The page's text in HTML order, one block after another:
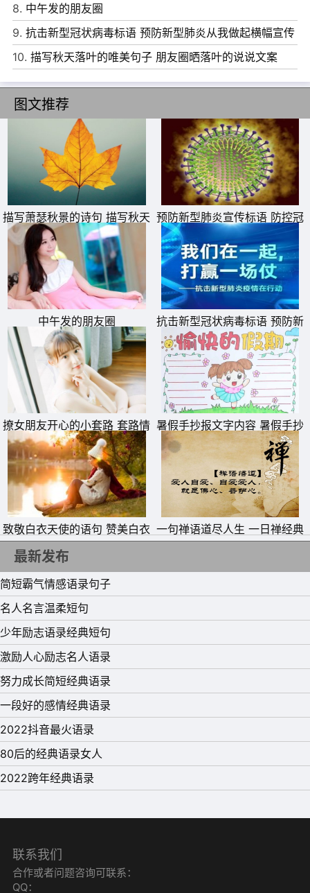
6、我一直相信一句话，日久见人心。时间是个好东西，揭
开人的真面目，谁是真心谁是假意，不要被一时的花言巧语
冲昏了头脑，你永远也不知道别人笑脸背后是否藏着一把刀
子，趁你不胜防插你一刀，留到最后的才是好的，陪你走过
风雨坎坷，流言蜚语也击不倒的朋友来之不易，好好珍惜。
7、人的一生，过得好是精彩，过得不好是经历。输也罢、
赢也罢，又何必在意别人的看法。找准你的路，坚定你的
心，走下去，活精彩。
8、面对一个不懂得的珍惜自己的人，再多关心的话语，都
不会引起他的注意。说多了只会让对方厌烦，让自己心累，
还不如安安静静的做自己。
9、手握爱情的画笔，在生活的卷轴里涂上幸福的一笔，手
捧爱情的花朵，在人生的道路上洒满芬芳，拥你在怀，便拥
有了所有的快乐，我爱你到永远!
10、很多时候，我们往往不知道，自己在欣赏别人的时候，
自己也成了别人眼中的风景。那些比我强大的人都还在拼
命，我有什么理由不去努力。 当一个人熬过了最艰难的时
候，就不再想去寻找依靠，任何人都是负累。
8. 中午发的朋友圈
9. 抗击新型冠状病毒标语 预防新型肺炎从我做起横幅宣传
语
10. 描写秋天落叶的唯美句子 朋友圈晒落叶的说说文案
图文推荐
描写萧瑟秋景的诗句 描写秋天
萧瑟秋季的诗句
预防新型肺炎宣传标语 防控冠
状病毒疫情横幅警示标语
中午发的朋友圈
抗击新型冠状病毒标语 预防新
型肺炎从我做起横幅宣传语
撩女朋友开心的小套路 套路情
话大全一问一答
暑假手抄报文字内容 暑假手抄
报简单又好看
致敬白衣天使的语句 赞美白衣
天使一句话
一句禅语道尽人生 一日禅经典
句子
最新发布
简短霸气情感语录句子
名人名言温柔短句
少年励志语录经典短句
激励人心励志名人语录
努力成长简短经典语录
一段好的感情经典语录
2022抖音最火语录
80后的经典语录女人
2022跨年经典语录
联系我们
合作或者问题咨询可联系：
QQ：